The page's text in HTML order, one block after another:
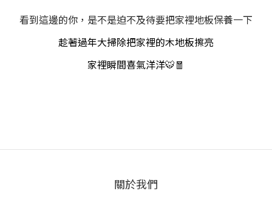
看到這邊的你，是不是迫不及待要把家裡地板保養一下
趁著過年大掃除把家裡的木地板擦亮
家裡瞬間喜氣洋洋🐯🧧
關於我們